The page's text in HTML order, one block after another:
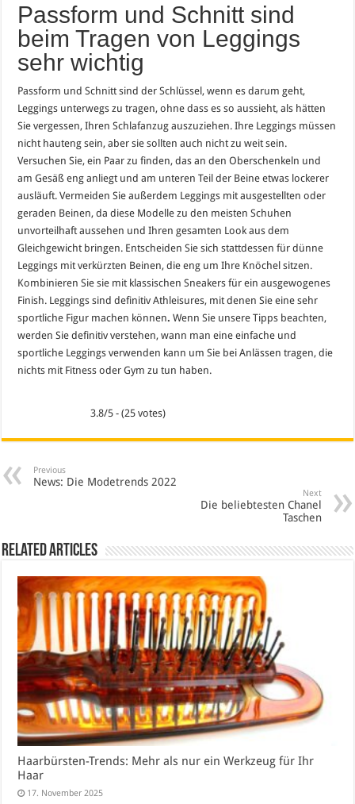
Passform und Schnitt sind
beim Tragen von Leggings
sehr wichtig
Passform und Schnitt sind der Schlüssel, wenn es darum geht,
Leggings unterwegs zu tragen, ohne dass es so aussieht, als hätten
Sie vergessen, Ihren Schlafanzug auszuziehen. Ihre Leggings müssen
nicht hauteng sein, aber sie sollten auch nicht zu weit sein.
Versuchen Sie, ein Paar zu finden, das an den Oberschenkeln und
am Gesäß eng anliegt und am unteren Teil der Beine etwas lockerer
ausläuft. Vermeiden Sie außerdem Leggings mit ausgestellten oder
geraden Beinen, da diese Modelle zu den meisten Schuhen
unvorteilhaft aussehen und Ihren gesamten Look aus dem
Gleichgewicht bringen. Entscheiden Sie sich stattdessen für dünne
Leggings mit verkürzten Beinen, die eng um Ihre Knöchel sitzen.
Kombinieren Sie sie mit klassischen Sneakers für ein ausgewogenes
Finish. Leggings sind definitiv Athleisures, mit denen Sie eine sehr
sportliche Figur machen können.Wenn Sie unsere Tipps beachten,
werden Sie definitiv verstehen, wann man eine einfache und
sportliche Leggings verwenden kann um Sie bei Anlässen tragen, die
nichts mit Fitness oder Gym zu tun haben.
3.8/5 - (25 votes)
Previous
News: Die Modetrends 2022
Next
Die beliebtesten Chanel
Taschen
Related Articles
Haarbürsten-Trends: Mehr als nur ein Werkzeug für Ihr
Haar
17. November 2025